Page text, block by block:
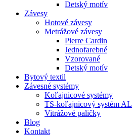
Detský motív
Závesy
Hotové závesy
Metrážové závesy
Pierre Cardin
Jednofarebné
Vzorované
Detský motív
Bytový textil
Závesné systémy
Koľajnicové systémy
TS-koľajnicový systém AL
Vitrážové paličky
Blog
Kontakt